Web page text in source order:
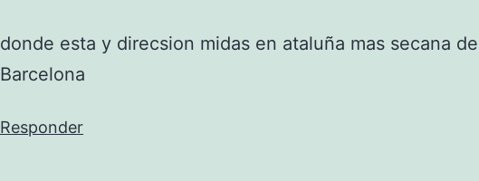
donde esta y direcsion midas en ataluña mas secana de
Barcelona
Responder